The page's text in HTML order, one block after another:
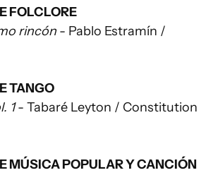
FOLCLORE
rincón- Pablo Estramín /
TANGO
1- Tabaré Leyton / Constitution
MÚSICA POPULAR Y CANCIÓN